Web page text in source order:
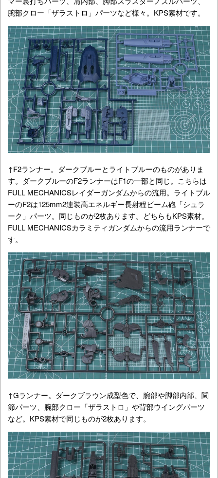
腕部クロー「ザラストロ」パーツなど様々。KPS素材です。
↑F2ランナー。ダークブルーとライトブルーのものがありま
す。ダークブルーのF2ランナーはF1の一部と同じ。こちらは
FULL MECHANICSレイダーガンダムからの流用。ライトブル
ーのF2は125mm2連装高エネルギー長射程ビーム砲「シュラ
ーク」パーツ。同じものが2枚あります。どちらもKPS素材。
FULL MECHANICSカラミティガンダムからの流用ランナーで
す。
↑Gランナー。ダークブラウン成型色で、腕部や脚部内部、関
節パーツ、腕部クロー「ザラストロ」や背部ウイングパーツ
など。KPS素材で同じものが2枚あります。